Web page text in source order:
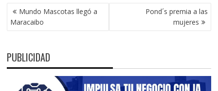
NAVEGACIÓN
DE
ENTRADAS
Mundo Mascotas llegó a
Maracaibo
Pond´s premia a las
mujeres
PUBLICIDAD